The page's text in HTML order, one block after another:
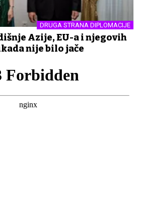
DRUGA STRANA DIPLOMACIJE
Azije, EU-a i njegovih
nije bilo jače